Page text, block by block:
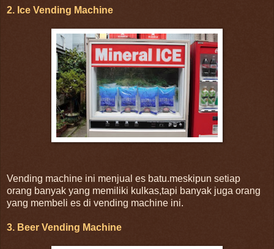
2. Ice Vending Machine
Vending machine ini menjual es batu.meskipun setiap
orang banyak yang memiliki kulkas,tapi banyak juga orang
yang membeli es di vending machine ini.
3. Beer Vending Machine